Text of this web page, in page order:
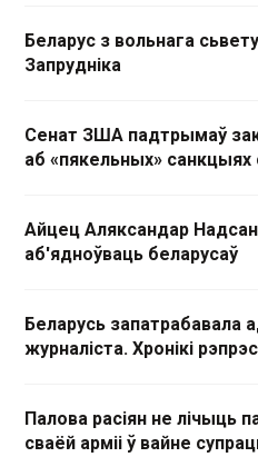
Беларус з вольнага
Запрудніка
Сенат ЗША падтрымаў
аб «пякельных»
Айцец Аляксандар
аб'ядноўваць беларусаў
Беларусь
журналіста. Хронікі
Палова расіян не лічыць
сваёй арміі ў вайне